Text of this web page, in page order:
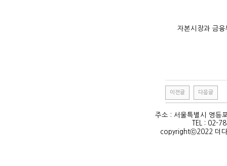
자본시장과 금
이전글 다음글
주소 : 서울특별시 영등
TEL : 02-
copyrightⓒ2022 더다